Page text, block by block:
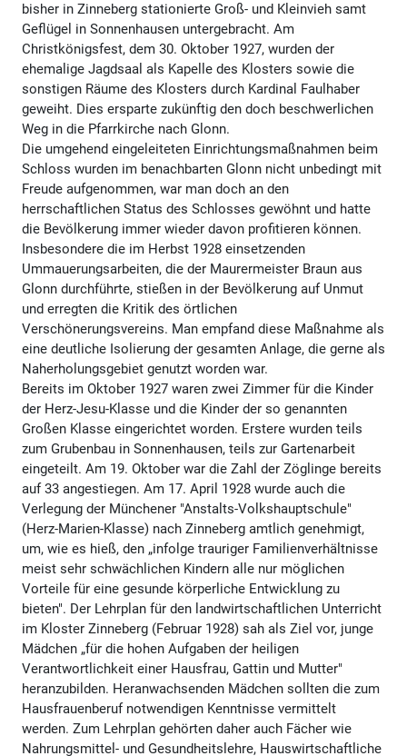
bisher in Zinneberg stationierte Groß- und Kleinvieh samt
Geflügel in Sonnenhausen untergebracht. Am
Christkönigsfest, dem 30. Oktober 1927, wurden der
ehemalige Jagdsaal als Kapelle des Klosters sowie die
sonstigen Räume des Klosters durch Kardinal Faulhaber
geweiht. Dies ersparte zukünftig den doch beschwerlichen
Weg in die Pfarrkirche nach Glonn.
Die umgehend eingeleiteten Einrichtungsmaßnahmen beim
Schloss wurden im benachbarten Glonn nicht unbedingt mit
Freude aufgenommen, war man doch an den
herrschaftlichen Status des Schlosses gewöhnt und hatte
die Bevölkerung immer wieder davon profitieren können.
Insbesondere die im Herbst 1928 einsetzenden
Ummauerungsarbeiten, die der Maurermeister Braun aus
Glonn durchführte, stießen in der Bevölkerung auf Unmut
und erregten die Kritik des örtlichen
Verschönerungsvereins. Man empfand diese Maßnahme als
eine deutliche Isolierung der gesamten Anlage, die gerne als
Naherholungsgebiet genutzt worden war.
Bereits im Oktober 1927 waren zwei Zimmer für die Kinder
der Herz-Jesu-Klasse und die Kinder der so genannten
Großen Klasse eingerichtet worden. Erstere wurden teils
zum Grubenbau in Sonnenhausen, teils zur Gartenarbeit
eingeteilt. Am 19. Oktober war die Zahl der Zöglinge bereits
auf 33 angestiegen. Am 17. April 1928 wurde auch die
Verlegung der Münchener "Anstalts-Volkshauptschule"
(Herz-Marien-Klasse) nach Zinneberg amtlich genehmigt,
um, wie es hieß, den „infolge trauriger Familienverhältnisse
meist sehr schwächlichen Kindern alle nur möglichen
Vorteile für eine gesunde körperliche Entwicklung zu
bieten". Der Lehrplan für den landwirtschaftlichen Unterricht
im Kloster Zinneberg (Februar 1928) sah als Ziel vor, junge
Mädchen „für die hohen Aufgaben der heiligen
Verantwortlichkeit einer Hausfrau, Gattin und Mutter"
heranzubilden. Heranwachsenden Mädchen sollten die zum
Hausfrauenberuf notwendigen Kenntnisse vermittelt
werden. Zum Lehrplan gehörten daher auch Fächer wie
Nahrungsmittel- und Gesundheitslehre, Hauswirtschaftliche